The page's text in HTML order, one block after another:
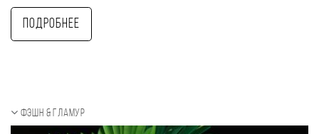
Подробнее
Фэшн & Гламур